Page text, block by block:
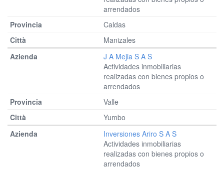
arrendados
Caldas
Manizales
J A Mejia S A S
Actividades inmobiliarias
realizadas con bienes propios o
arrendados
Valle
Yumbo
Inversiones Ariro S A S
Actividades inmobiliarias
realizadas con bienes propios o
arrendados